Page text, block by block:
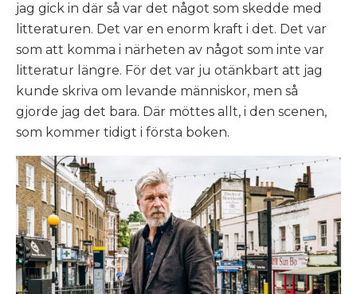
jag gick in där så var det något som skedde med
litteraturen. Det var en enorm kraft i det. Det var
som att komma i närheten av något som inte var
litteratur längre. För det var ju otänkbart att jag
kunde skriva om levande människor, men så
gjorde jag det bara. Där möttes allt, i den scenen,
som kommer tidigt i första boken.